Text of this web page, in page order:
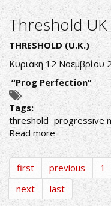
SACRED
REICH
"30
YEARS
OF
IGNORANCE"
Threshold UK
THRESHOLD (U.K.)
Κυριακή 12 Νοεμβρίου
“Prog Perfection”
Tags:
threshold progressive
Read moreabout
Threshold
UK
first
previous 1
next
last